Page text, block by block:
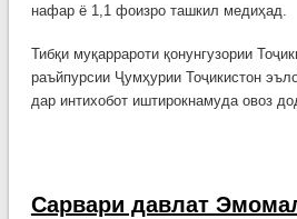
нафар ё 1,1 фоизро ташкил медиҳад.
Тибқи муқаррароти қонунгузории
раъйпурсии Ҷумҳурии Тоҷикистон
дар интихобот иштирокнамуда овоз
Сарвари давлат